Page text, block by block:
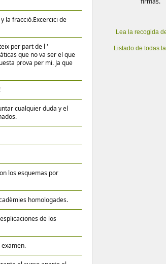
la fracció.Excercici de
per part de l '
que no va ser el que
prova per mi. Ja que
cualquier duda y el
los esquemas por
homologades.
de los
examen.
Lea la recogida
Listado de todas